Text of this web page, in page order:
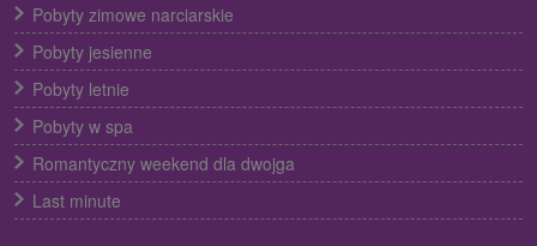
Pobyty zimowe narciarskie
Pobyty jesienne
Pobyty letnie
Pobyty w spa
Romantyczny weekend dla dwojga
Last minute